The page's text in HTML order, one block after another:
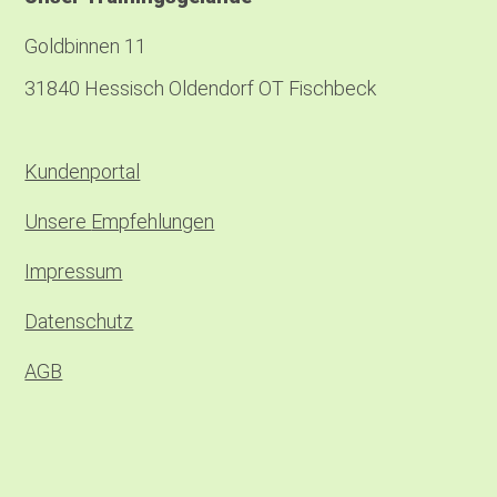
Goldbinnen 11
31840 Hessisch Oldendorf OT Fischbeck
Kundenportal
Unsere Empfehlungen
Impressum
Datenschutz
AGB